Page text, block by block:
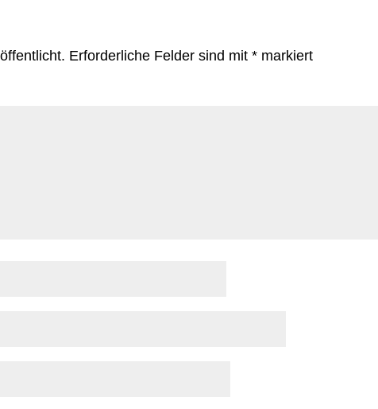
Erforderliche Felder sind mit* markiert